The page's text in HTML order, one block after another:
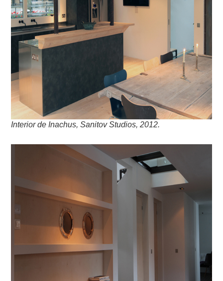
Interior de Inachus, Sanitov Studios, 2012.